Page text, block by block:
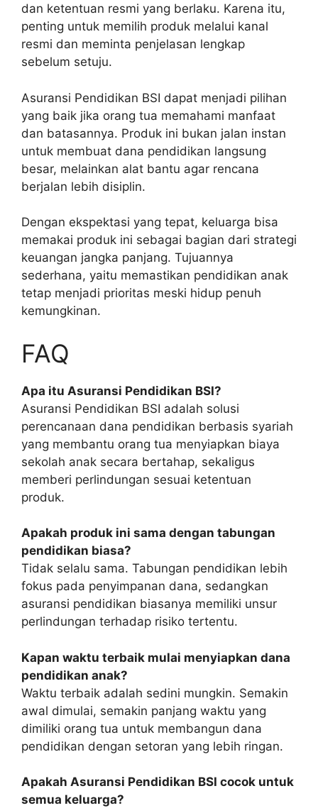
dan ketentuan resmi yang berlaku. Karena itu,
penting untuk memilih produk melalui kanal
resmi dan meminta penjelasan lengkap
sebelum setuju.
Asuransi Pendidikan BSI dapat menjadi pilihan
yang baik jika orang tua memahami manfaat
dan batasannya. Produk ini bukan jalan instan
untuk membuat dana pendidikan langsung
besar, melainkan alat bantu agar rencana
berjalan lebih disiplin.
Dengan ekspektasi yang tepat, keluarga bisa
memakai produk ini sebagai bagian dari strategi
keuangan jangka panjang. Tujuannya
sederhana, yaitu memastikan pendidikan anak
tetap menjadi prioritas meski hidup penuh
kemungkinan.
FAQ
Apa itu Asuransi Pendidikan BSI?
Asuransi Pendidikan BSI adalah solusi
perencanaan dana pendidikan berbasis syariah
yang membantu orang tua menyiapkan biaya
sekolah anak secara bertahap, sekaligus
memberi perlindungan sesuai ketentuan
produk.
Apakah produk ini sama dengan tabungan
pendidikan biasa?
Tidak selalu sama. Tabungan pendidikan lebih
fokus pada penyimpanan dana, sedangkan
asuransi pendidikan biasanya memiliki unsur
perlindungan terhadap risiko tertentu.
Kapan waktu terbaik mulai menyiapkan dana
pendidikan anak?
Waktu terbaik adalah sedini mungkin. Semakin
awal dimulai, semakin panjang waktu yang
dimiliki orang tua untuk membangun dana
pendidikan dengan setoran yang lebih ringan.
Apakah Asuransi Pendidikan BSI cocok untuk
semua keluarga?